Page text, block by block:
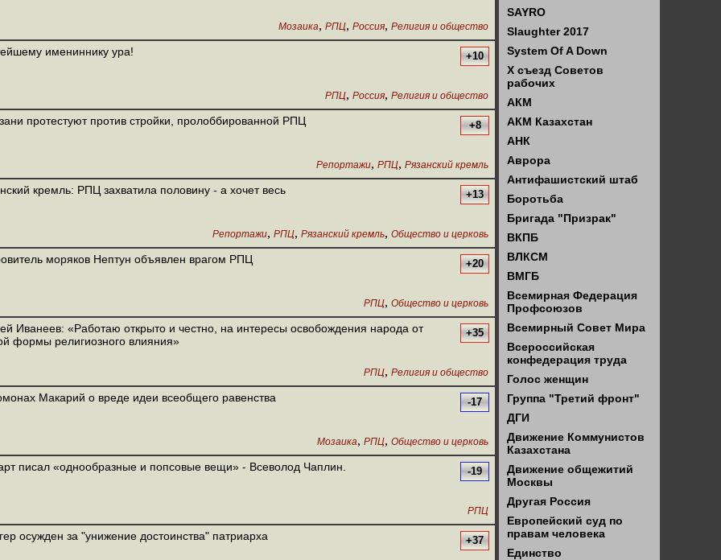
Мозаика, РПЦ, Россия, Религия и общество
имениннику ура! +10
РПЦ, Россия, Религия и общество
протестуют против стройки, пролоббированной РПЦ +8
Репортажи, РПЦ, Рязанский кремль
кремль: РПЦ захватила половину - а хочет весь +13
Репортажи, РПЦ, Рязанский кремль, Общество и церковь
моряков Нептун объявлен врагом РПЦ +20
РПЦ, Общество и церковь
Иванеев: «Работаю открыто и честно, на интересы освобождения народа от
формы религиозного влияния»
+35
РПЦ, Религия и общество
Макарий о вреде идеи всеобщего равенства -17
Мозаика, РПЦ, Общество и церковь
писал «однообразные и попсовые вещи» - Всеволод Чаплин. -19
РПЦ
осужден за "унижение достоинства" патриарха +37
SAYRO
Slaughter 2017
System Of A Down
X съезд Советов
рабочих
АКМ
АКМ Казахстан
АНК
Аврора
Антифашистский штаб
Боротьба
Бригада "Призрак"
ВКПБ
ВЛКСМ
ВМГБ
Всемирная Федерация
Профсоюзов
Всемирный Совет Мира
Всероссийская
конфедерация труда
Голос женщин
Группа "Третий фронт"
ДГИ
Движение Коммунистов
Казахстана
Движение общежитий
Москвы
Другая Россия
Европейский суд по
правам человека
Единство